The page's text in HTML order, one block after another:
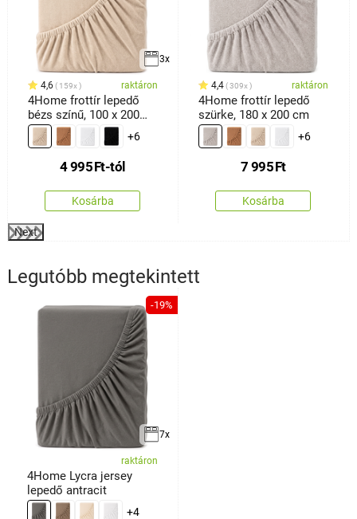
3x
4,6 159x raktáron
4Home frottír lepedő
bézs színű, 100 x 200
cm
+6
4 995Ft-tól
Kosárba
4,4 309x raktáron
4Home frottír lepedő
szürke, 180 x 200 cm
+6
7 995Ft
Kosárba
Next
Legutóbb megtekintett
-19%
7x
raktáron
4Home Lycra jersey
lepedő antracit
+4